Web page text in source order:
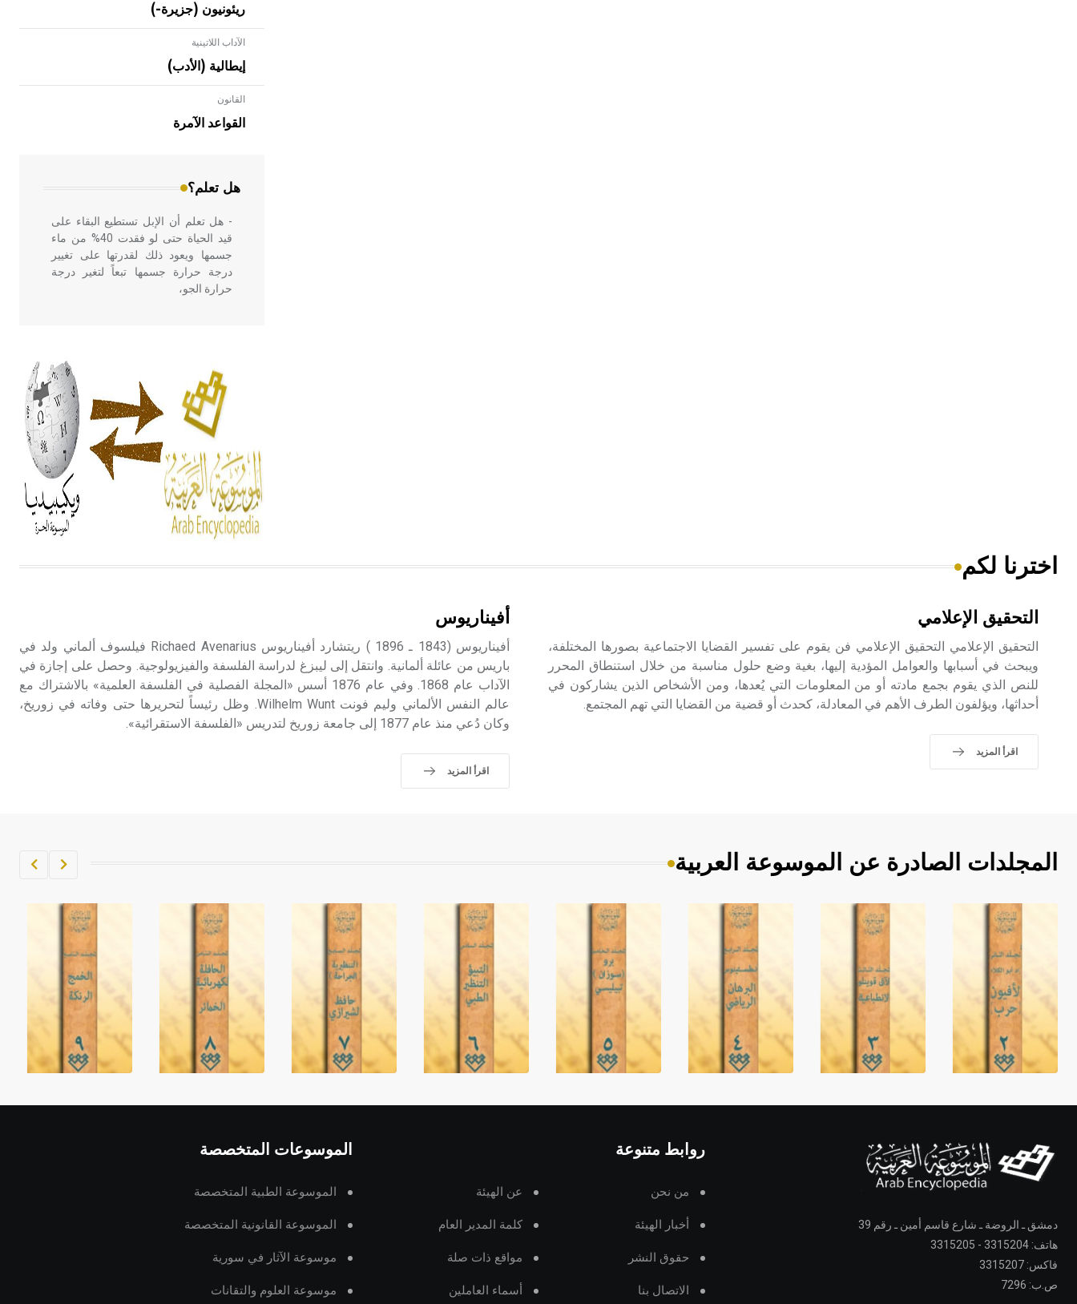
ريئونيون (جزيرة-)
الآداب اللاتينية
إيطالية (الأدب)
القانون
القواعد الآمرة
هل تعلم؟
- هل تعلم أن الأبلق نوع من الفنون
الهندسية التي ارتبطت بالعمارة الإسلامية
في بلاد الشام ومصر خاصة، حيث يحرص
- هل تعلم أن الإبل تستطيع البقاء على
قيد الحياة حتى لو فقدت 40% من ماء
جسمها ويعود ذلك لقدرتها على تغيير
درجة حرارة جسمها تبعاً لتغير درجة
حرارة الجو،
أربعة مؤلفات هي: الحكم، الأدلة، تنظيم
التغذية، ورسالته في جروح الرأس.
ويعود له الفضل بأنه حرر الطب من
الدين والفلسفة.
- هل تعلم أن المرجان إفراز حيواني
يتكون في البحر ويتركب من مادة
كربونات الكلسيوم، وهو أحمر أو شديد
الحمرة وهو أجود أنواعه، ويمتاز بكبر
الحجم ويسمى الش
الإنكليزية أب
- هل تعلم أن أبجر Abgar اسم معروف
جيداً يعود إلى عدد من الملوك الذين
حيث تقتصر القيمة الصوتية للعلامة الك
اخترنا لكم
التحقيق الإعلامي
التحقيق الإعلامي التحقيق الإعلامي فن يقوم على تفسير القضايا الاجتماعية بصورها المختلفة،
ويبحث في أسبابها والعوامل المؤدية إليها، بغية وضع حلول مناسبة من خلال استنطاق المحرر
للنص الذي يقوم بجمع مادته أو من المعلومات التي يُعدها، ومن الأشخاص الذين يشاركون في
أحداثها، ويؤلفون الطرف الأهم في المعادلة، كحدث أو قضية من القضايا التي تهم المجتمع.
اقرأ المزيد
أفيناريوس
أفيناريوس (1843 ـ 1896 ) ريتشارد أفيناريوس Richaed Avenarius فيلسوف ألماني ولد في
باريس من عائلة ألمانية. وانتقل إلى ليبزغ لدراسة الفلسفة والفيزيولوجية. وحصل على إجازة في
الآداب عام 1868. وفي عام 1876 أسس «المجلة الفصلية في الفلسفة العلمية» بالاشتراك مع
عالم النفس الألماني وليم فونت Wilhelm Wunt. وظل رئيساً لتحريرها حتى وفاته في زوريخ،
وكان دُعي منذ عام 1877 إلى جامعة زوريخ لتدريس «الفلسفة الاستقرائية».
اقرأ المزيد
المجلدات الصادرة عن الموسوعة العربية
دمشق ـ الروضة ـ شارع قاسم أمين ـ رقم 39
هاتف: 3315204 - 3315205
فاكس: 3315207
ص.ب: 7296
روابط متنوعة
من نحن عن الهيئة
أخبار الهيئة كلمة المدير العام
حقوق النشر مواقع ذات صلة
الاتصال بنا أسماء العاملين
الموسوعات المتخصصة
الموسوعة الطبية المتخصصة
الموسوعة القانونية المتخصصة
موسوعة الآثار في سورية
موسوعة العلوم والتقانات